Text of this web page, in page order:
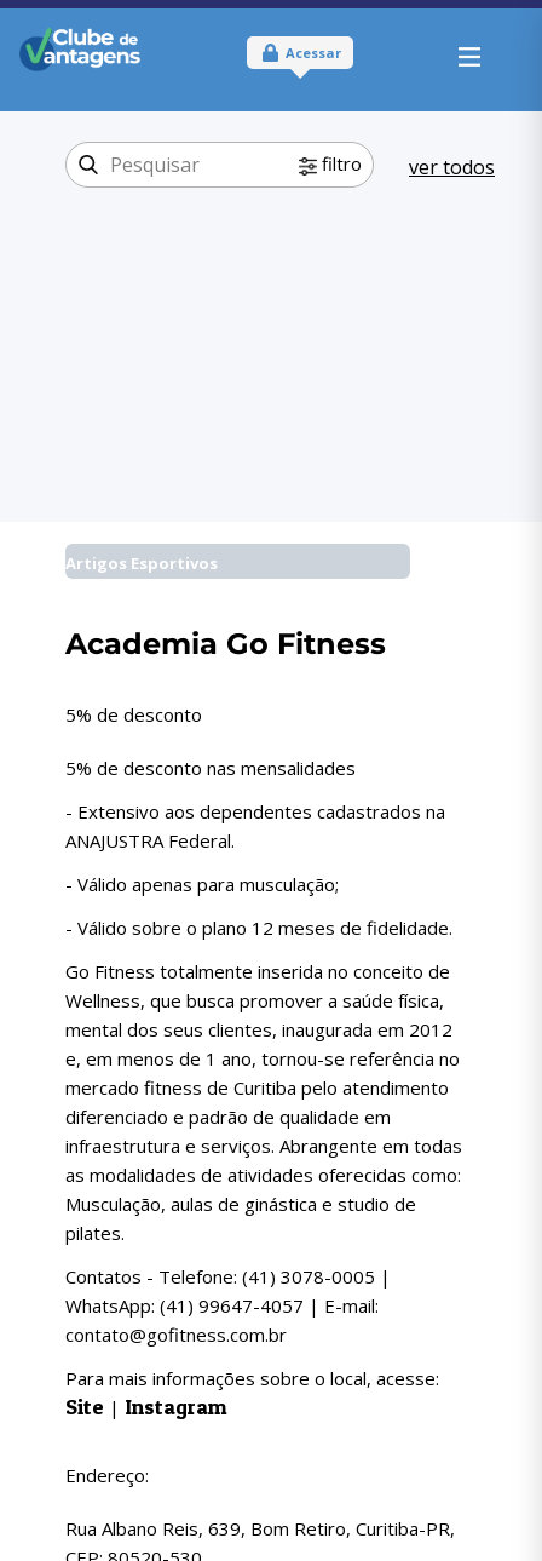
Acessar
filtro ver todos
Artigos Esportivos
Academia Go Fitness
5% de desconto
5% de desconto nas mensalidades
- Extensivo aos dependentes cadastrados na
ANAJUSTRA Federal.
- Válido apenas para musculação;
- Válido sobre o plano 12 meses de fidelidade.
Go Fitness totalmente inserida no conceito de
Wellness, que busca promover a saúde física,
mental dos seus clientes, inaugurada em 2012
e, em menos de 1 ano, tornou-se referência no
mercado fitness de Curitiba pelo atendimento
diferenciado e padrão de qualidade em
infraestrutura e serviços. Abrangente em todas
as modalidades de atividades oferecidas como:
Musculação, aulas de ginástica e studio de
pilates.
Contatos - Telefone: (41) 3078-0005 |
WhatsApp: (41) 99647-4057 | E-mail:
contato@gofitness.com.br
Para mais informações sobre o local, acesse:
Site | Instagram
Endereço:
Rua Albano Reis, 639, Bom Retiro, Curitiba-PR,